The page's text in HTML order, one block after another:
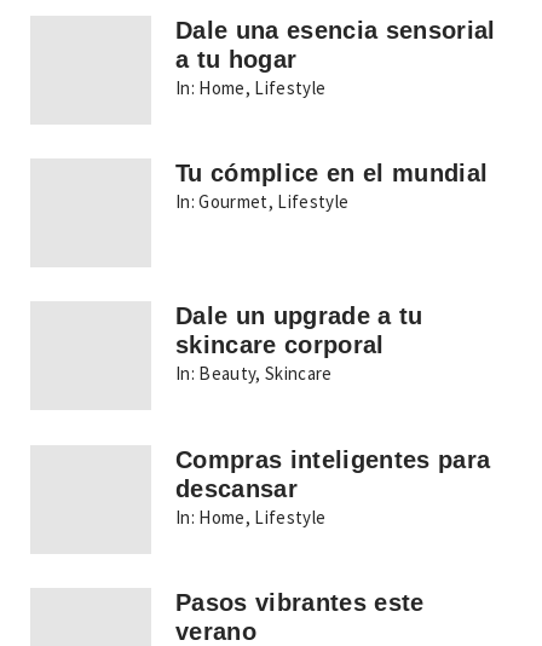
Dale una esencia sensorial
a tu hogar
In: Home, Lifestyle
Tu cómplice en el mundial
In: Gourmet, Lifestyle
Dale un upgrade a tu
skincare corporal
In: Beauty,Skincare
Compras inteligentes para
descansar
In: Home, Lifestyle
Pasos vibrantes este
verano